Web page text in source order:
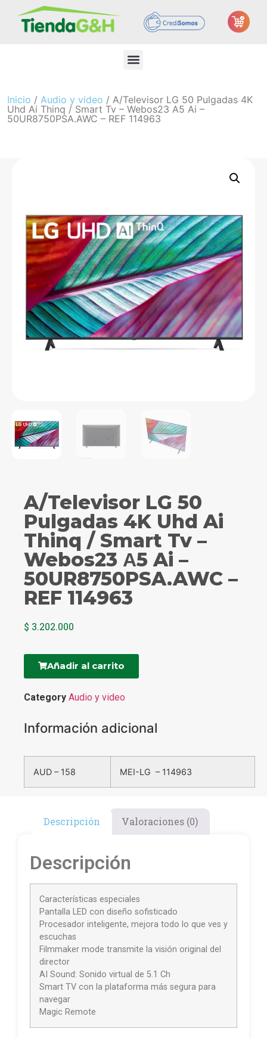
Inicio / Audio y video / A/Televisor LG 50 Pulgadas 4K
Uhd Ai Thinq / Smart Tv – Webos23 Α5 Ai –
50UR8750PSA.AWC – REF 114963
A/Televisor LG 50
Pulgadas 4K Uhd Ai
Thinq / Smart Tv –
Webos23 Α5 Ai –
50UR8750PSA.AWC –
REF 114963
$ 3.202.000
Añadir al carrito
Category Audio y video
Información adicional
AUD – 158 MEI-LG – 114963
Descripción Valoraciones (0)
Descripción
Características especiales
Pantalla LED con diseño sofisticado
Procesador inteligente, mejora todo lo que ves y
escuchas
Filmmaker mode transmite la visión original del
director
AI Sound: Sonido virtual de 5.1 Ch
Smart TV con la plataforma más segura para
navegar
Magic Remote